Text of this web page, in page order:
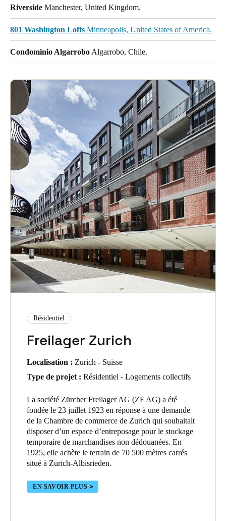
Riverside Manchester, United Kingdom.
801 Washington Lofts Minneapolis, United States of America.
Condominio Algarrobo Algarrobo, Chile.
Résidentiel
Freilager Zurich
Localisation : Zurich - Suisse
Type de projet : Résidentiel - Logements collectifs
La société Zürcher Freilager AG (ZF AG) a été
fondée le 23 juillet 1923 en réponse à une demande
de la Chambre de commerce de Zurich qui souhaitait
disposer d’un espace d’entreposage pour le stockage
temporaire de marchandises non dédouanées. En
1925, elle achète le terrain de 70 500 mètres carrés
situé à Zurich-Albisrieden.
EN SAVOIR PLUS